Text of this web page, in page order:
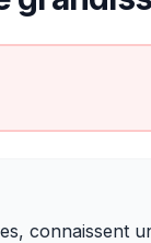
connaissent